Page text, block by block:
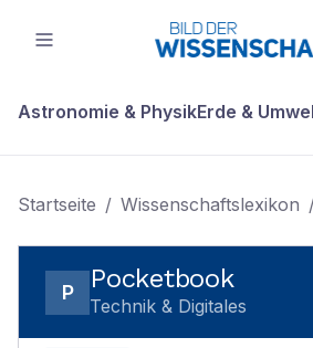
Astronomie & PhysikErde &
Startseite / Wissenschaftslexikon
P Pocketbook
Technik & Digitales